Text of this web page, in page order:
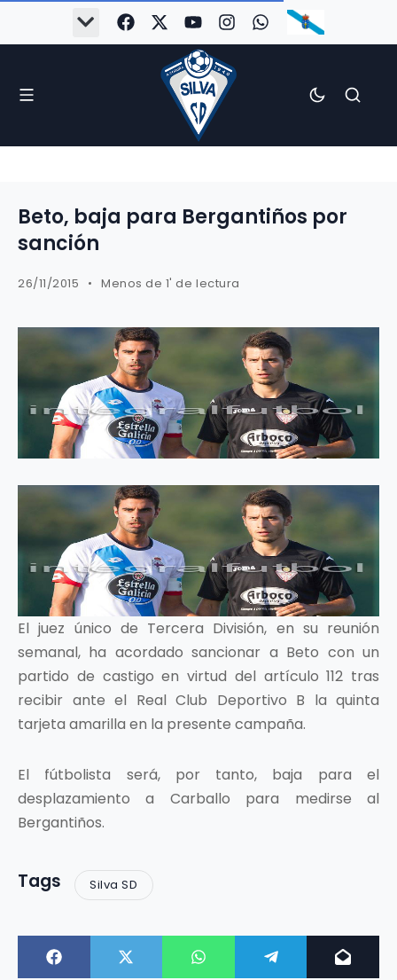
Beto, baja para Bergantiños por
sanción
26/11/2015 Menos de 1' de lectura
El juez único de Tercera División, en su reunión
semanal, ha acordado sancionar a Beto con un
partido de castigo en virtud del artículo 112 tras
recibir ante el Real Club Deportivo B la quinta
tarjeta amarilla en la presente campaña.
El fútbolista será, por tanto, baja para el
desplazamiento a Carballo para medirse al
Bergantiños.
Tags Silva SD